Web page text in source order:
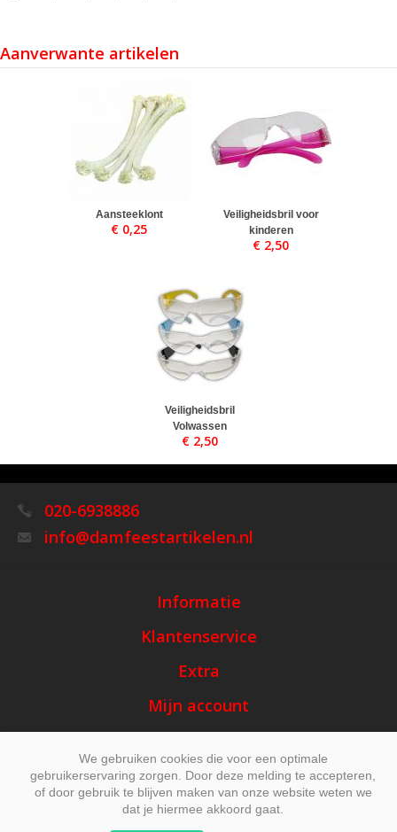
Aanverwante artikelen
Aansteeklont
€ 0,25
Veiligheidsbril voor
kinderen
€ 2,50
Veiligheidsbril
Volwassen
€ 2,50
020-6938886
info@damfeestartikelen.nl
Informatie
Klantenservice
Extra
Mijn account
We gebruiken cookies die voor een optimale
gebruikerservaring zorgen. Door deze melding te accepteren,
of door gebruik te blijven maken van onze website weten we
dat je hiermee akkoord gaat.